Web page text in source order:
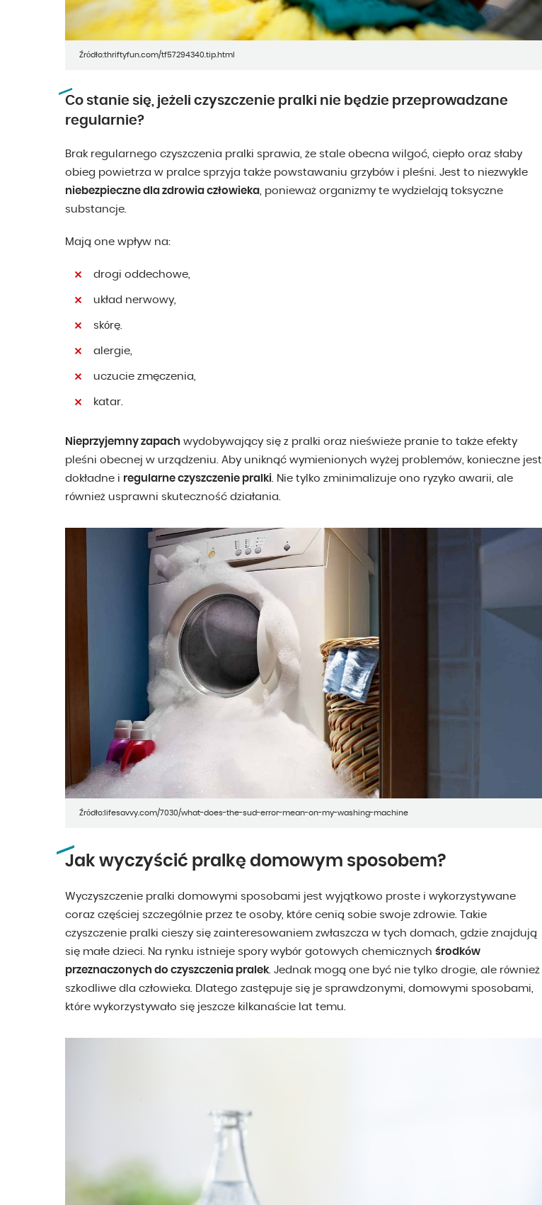
Źródło:thriftyfun.com/tf57294340.tip.html
Co stanie się, jeżeli czyszczenie pralki nie będzie przeprowadzane
regularnie?
Brak regularnego czyszczenia pralki sprawia, że stale obecna wilgoć, ciepło oraz słaby
obieg powietrza w pralce sprzyja także powstawaniu grzybów i pleśni. Jest to niezwykle
niebezpieczne dla zdrowia człowieka , ponieważ organizmy te wydzielają toksyczne
substancje.
Mają one wpływ na:
drogi oddechowe,
układ nerwowy,
skórę.
alergie,
uczucie zmęczenia,
katar.
Nieprzyjemny zapach wydobywający się z pralki oraz nieświeże pranie to także efekty
pleśni obecnej w urządzeniu. Aby uniknąć wymienionych wyżej problemów, konieczne jest
dokładne i regularne czyszczenie pralki . Nie tylko zminimalizuje ono ryzyko awarii, ale
również usprawni skuteczność działania.
Źródło:lifesavvy.com/7030/what-does-the-sud-error-mean-on-my-washing-machine
Jak wyczyścić pralkę domowym sposobem?
Wyczyszczenie pralki domowymi sposobami jest wyjątkowo proste i wykorzystywane
coraz częściej szczególnie przez te osoby, które cenią sobie swoje zdrowie. Takie
czyszczenie pralki cieszy się zainteresowaniem zwłaszcza w tych domach, gdzie znajdują
się małe dzieci. Na rynku istnieje spory wybór gotowych chemicznych środków
przeznaczonych do czyszczenia pralek. Jednak mogą one być nie tylko drogie, ale również
szkodliwe dla człowieka. Dlatego zastępuje się je sprawdzonymi, domowymi sposobami,
które wykorzystywało się jeszcze kilkanaście lat temu.